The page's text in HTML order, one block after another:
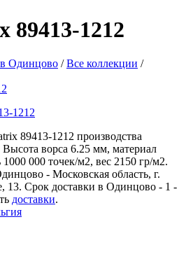
89413-1212
Одинцово / Все коллекции /
89413-1212 производства
ворса 6.25 мм, материал
1000 000 точек/м2, вес 2150 гр/м2.
- Московская область, г.
Срок доставки в Одинцово - 1 -
доставки.